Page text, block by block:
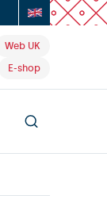
Web UK
E-shop